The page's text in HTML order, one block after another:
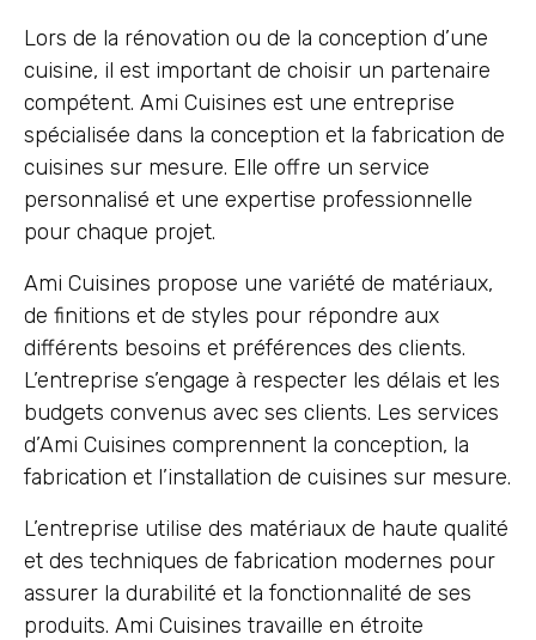
Lors de la rénovation ou de la conception d’une
cuisine, il est important de choisir un partenaire
compétent. Ami Cuisines est une entreprise
spécialisée dans la conception et la fabrication de
cuisines sur mesure. Elle offre un service
personnalisé et une expertise professionnelle
pour chaque projet.
Ami Cuisines propose une variété de matériaux,
de finitions et de styles pour répondre aux
différents besoins et préférences des clients.
L’entreprise s’engage à respecter les délais et les
budgets convenus avec ses clients. Les services
d’Ami Cuisines comprennent la conception, la
fabrication et l’installation de cuisines sur mesure.
L’entreprise utilise des matériaux de haute qualité
et des techniques de fabrication modernes pour
assurer la durabilité et la fonctionnalité de ses
produits. Ami Cuisines travaille en étroite